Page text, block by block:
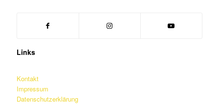
Links
Kontakt
Impressum
Datenschutzerklärung